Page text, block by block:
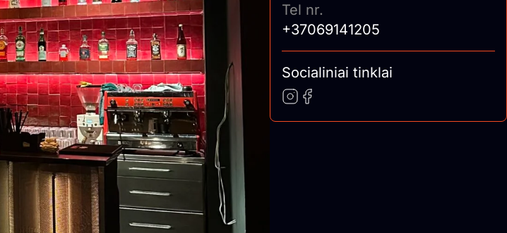
Tel nr.
+37069141205
Socialiniai tinklai